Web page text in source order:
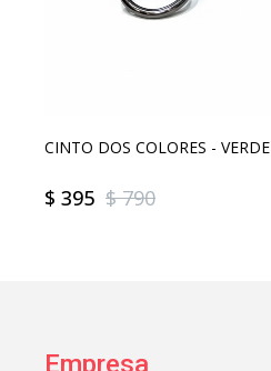
CINTO DOS COLORES - VERDE
$ 395 $ 790
Empresa